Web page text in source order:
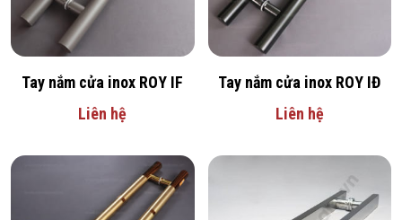
Tay nắm cửa inox ROY IF
Liên hệ
Tay nắm cửa inox ROY IĐ
Liên hệ